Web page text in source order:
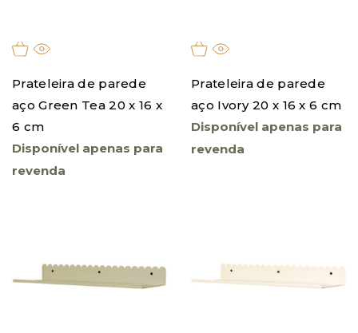
Prateleira de parede
aço Green Tea 20 x 16 x
6 cm
Disponível apenas para
revenda
Prateleira de parede
aço Ivory 20 x 16 x 6 cm
Disponível apenas para
revenda